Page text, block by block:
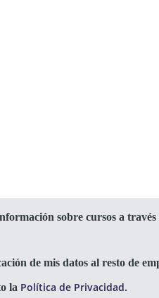
sobre cursos a través
de mis datos al resto de
la Política de Privacidad.